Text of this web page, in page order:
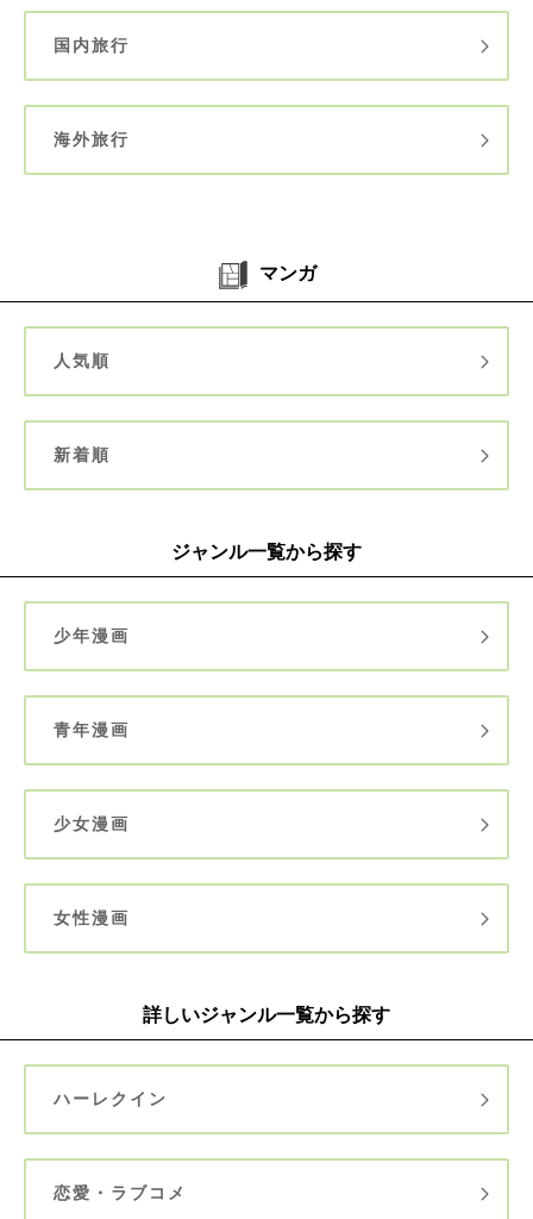
国内旅行
海外旅行
マンガ
人気順
新着順
ジャンル一覧から探す
少年漫画
青年漫画
少女漫画
女性漫画
詳しいジャンル一覧から探す
ハーレクイン
恋愛・ラブコメ